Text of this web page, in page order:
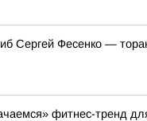
Сергей Фесенко —
фитнес-тренд